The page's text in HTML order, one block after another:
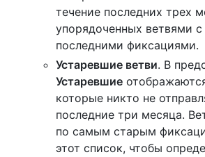
течение последних трех
упорядоченных ветвями
последними фиксациями.
Устаревшие ветви. В
Устаревшие
которые никто не
последние три месяца.
по самым старым
этот список, чтобы